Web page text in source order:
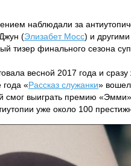
наблюдали за
(Элизабет Мосс) и
тизер финального сезона
весной 2017 года и
года «Рассказ служанки»
смог выиграть премию
уже около 100